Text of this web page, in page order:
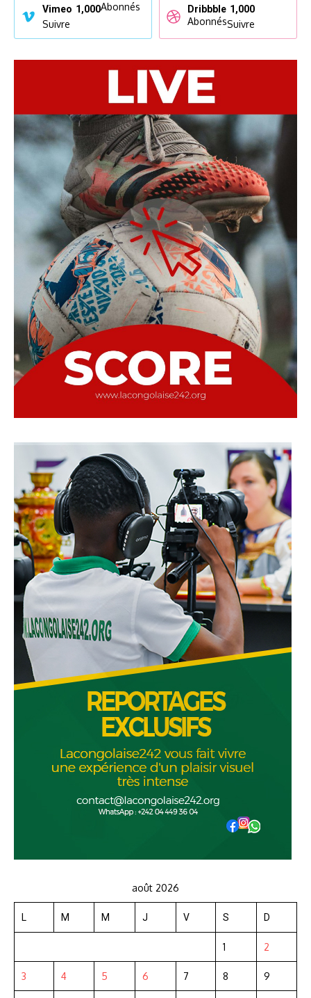
Vimeo 1,000Abonnés
Suivre
Dribbble 1,000
AbonnésSuivre
août 2026
L M M J V S D
1 2
3 4 5 6 7 8 9